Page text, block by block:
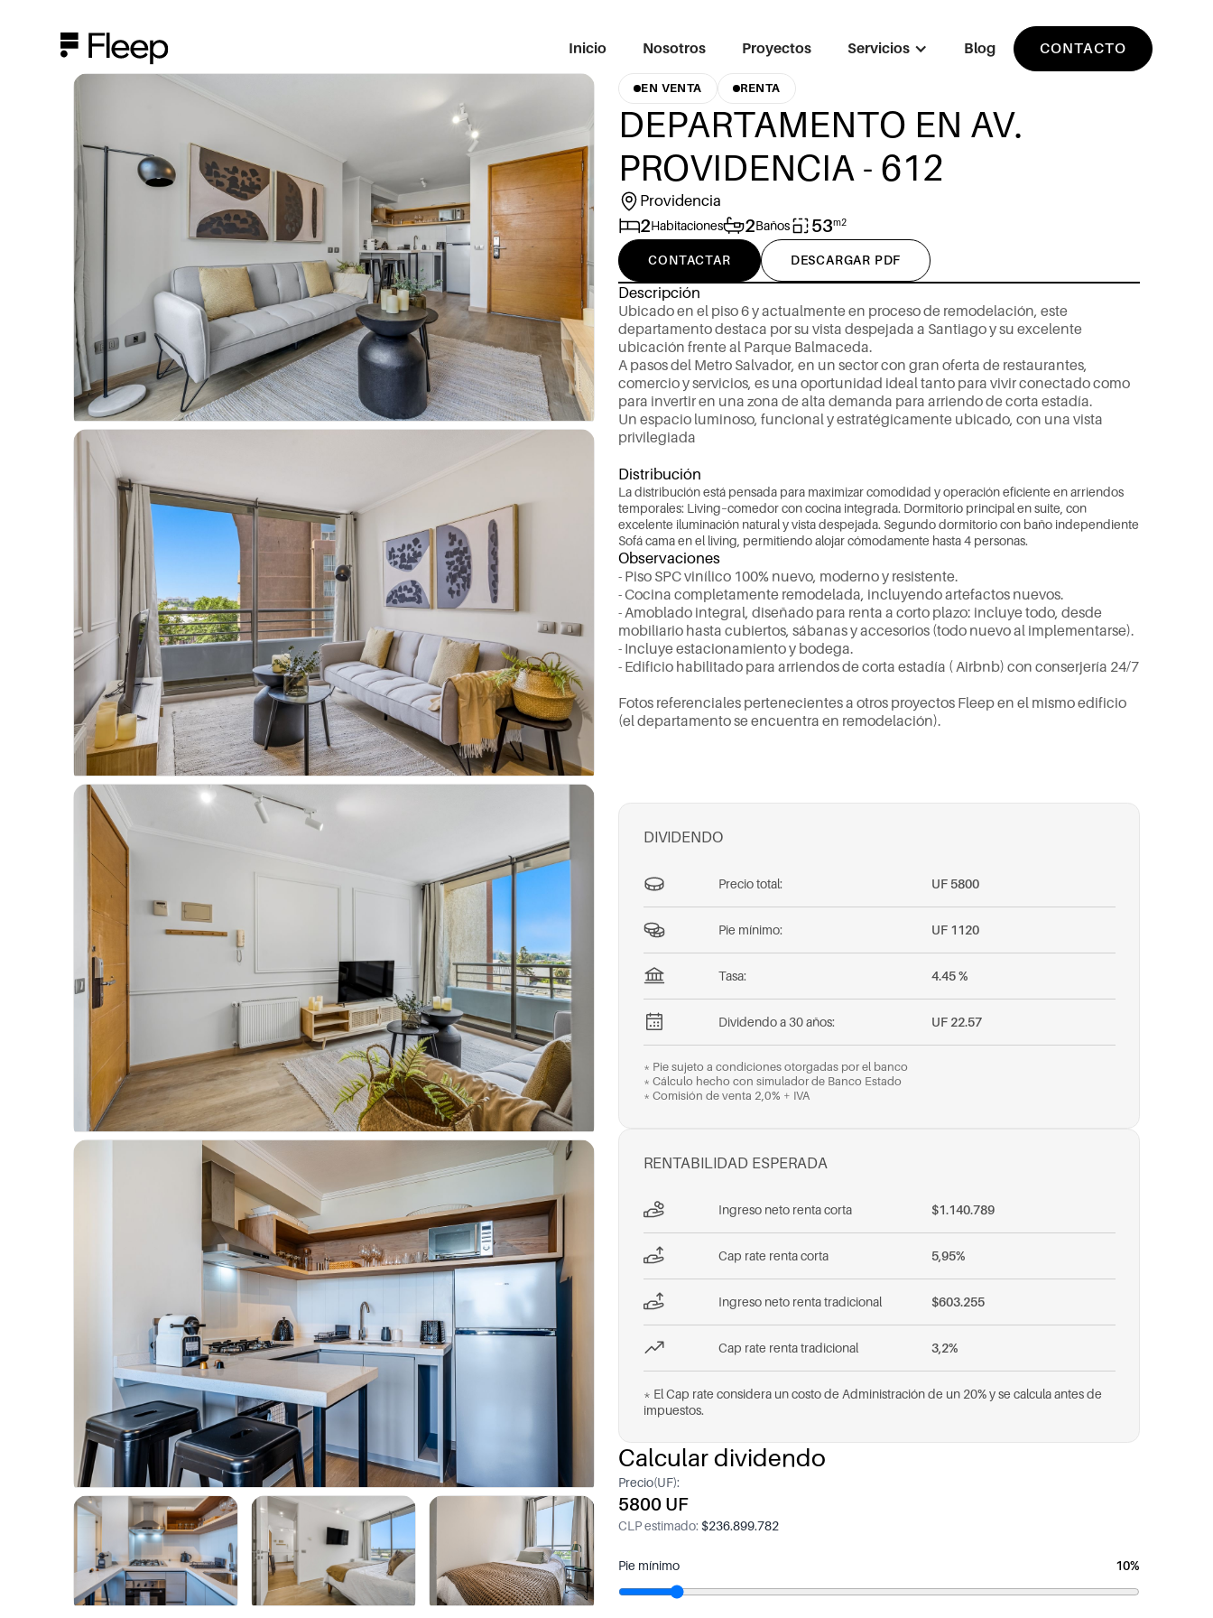
Inicio Nosotros Proyectos Servicios Blog CONTACTO
EN VENTA RENTA
DEPARTAMENTO EN AV.
PROVIDENCIA - 612
Providencia
2Habitaciones 2Baños 53m2
CONTACTAR DESCARGAR PDF
Descripción
Ubicadoen el piso6yactualmenteen procesode remodelación, este
departamentodestaca porsu vista despejada a Santiagoysu excelente
ubicación frenteal Parque Balmaceda.
A pasosdel Metro Salvador, en un sectorcon gran oferta de restaurantes,
comercioyservicios, es una oportunidad idealtanto para vivirconectadocomo
para invertiren una zona dealta demanda para arriendodecorta estadía.
Un espacio luminoso, funcionalyestratégicamente ubicado, con una vista
privilegiada
Distribución
La distribución está pensada para maximizar comodidad y operación eficiente en arriendos
temporales: L iving–comedor con cocina integrada. Dormitorio principa en suite con
exce lente i uminación natura y vista despejada. Segundo dormitorio con baño independiente
Sofá cama en e iving permitiendo alojar cómodamente hasta 4 personas.
Observaciones
- Piso SPCvinílico 100% nuevo, modernoy resistente.
-Cocina completamente remodelada, incluyendoartefactos nuevos.
-Amoblado integral, diseñado para renta a corto plazo: incluyetodo, desde
mobiliario hasta cubiertos, sábanasyaccesorios (todo nuevoal implementarse).
- Incluyeestacionamientoy bodega.
- Edificio habilitado para arriendosdecorta estadía ( Airbnb) con conserjería 24/7
Fotos referenciales pertenecientesa otros proyectos Fleepen el mismoedificio
(eldepartamentoseencuentra en remodelación).
DIVIDENDO
Precio total: UF 5800
Pie mínimo: UF 1120
Tasa: 4.45 %
Dividendo a 30 años: UF 22.57
* Pie sujeto a condiciones otorgadas por el banco
* Cálculo hecho con simulador de Banco Estado
* Comisión de venta 2,0% + IVA
RENTABILIDAD ESPERADA
Ingreso neto renta corta $1.140.789
Cap rate renta corta 5,95%
Ingreso neto renta tradicional $603.255
Cap rate renta tradicional 3,2%
* El Cap rate considera un costo de Administración de un 20% y se calcula antes de
impuestos.
Calcular dividendo
Precio(UF):
5800 UF
CLP estimado:$236.899.782
Pie mínimo 10%